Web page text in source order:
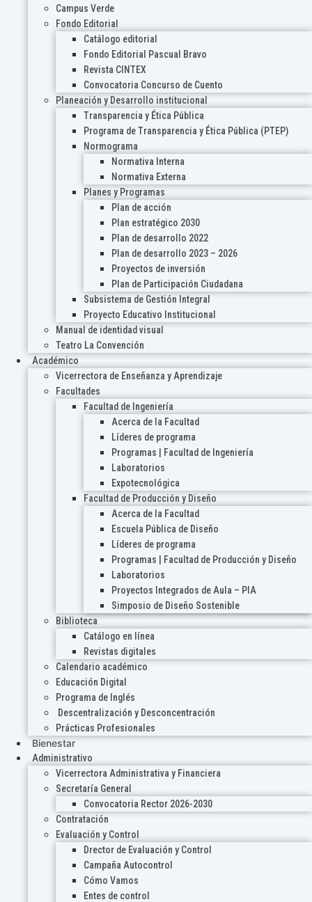
Campus Verde
Fondo Editorial
Catálogo editorial
Fondo Editorial Pascual Bravo
Revista CINTEX
Convocatoria Concurso de Cuento
Planeación y Desarrollo institucional
Transparencia y Ética Pública
Programa de Transparencia y Ética Pública (PTEP)
Normograma
Normativa Interna
Normativa Externa
Planes y Programas
Plan de acción
Plan estratégico 2030
Plan de desarrollo 2022
Plan de desarrollo 2023 – 2026
Proyectos de inversión
Plan de Participación Ciudadana
Subsistema de Gestión Integral
Proyecto Educativo Institucional
Manual de identidad visual
Teatro La Convención
Académico
Vicerrectora de Enseñanza y Aprendizaje
Facultades
Facultad de Ingeniería
Acerca de la Facultad
Líderes de programa
Programas | Facultad de Ingeniería
Laboratorios
Expotecnológica
Facultad de Producción y Diseño
Acerca de la Facultad
Escuela Pública de Diseño
Líderes de programa
Programas | Facultad de Producción y Diseño
Laboratorios
Proyectos Integrados de Aula – PIA
Simposio de Diseño Sostenible
Biblioteca
Catálogo en línea
Revistas digitales
Calendario académico
Educación Digital
Programa de Inglés
Descentralización y Desconcentración
Prácticas Profesionales
Bienestar
Administrativo
Vicerrectora Administrativa y Financiera
Secretaría General
Convocatoria Rector 2026-2030
Contratación
Evaluación y Control
Drector de Evaluación y Control
Campaña Autocontrol
Cómo Vamos
Entes de control